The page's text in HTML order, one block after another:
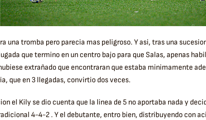
una tromba pero parecia mas peligroso. Y asi, tras una
que termino en un centro bajo para que Salas, apenas
extrañado que encontraran que estaba minimamente
que en 3 llegadas, convirtio dos veces.
el Kily se dio cuenta que la linea de 5 no aportaba nada y
4-4-2 . Y el debutante, entro bien, distribuyendo con